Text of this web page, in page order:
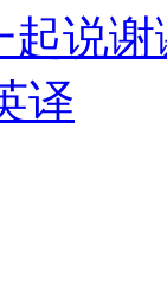
起说谢
译